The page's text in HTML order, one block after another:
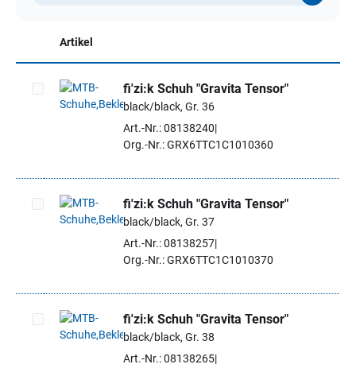
Artikel
Artikel auswählen
fi'zi:k Schuh "Gravita Tensor"
black/black, Gr. 36
Art.-Nr.: 08138240
Org.-Nr.: GRX6TTC1C1010360
Artikel auswählen
fi'zi:k Schuh "Gravita Tensor"
black/black, Gr. 37
Art.-Nr.: 08138257
Org.-Nr.: GRX6TTC1C1010370
Artikel auswählen
fi'zi:k Schuh "Gravita Tensor"
black/black, Gr. 38
Art.-Nr.: 08138265